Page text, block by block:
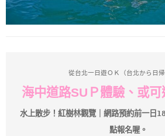
從台北一日遊ＯＫ（台北から日
海中道路SUＰ體驗、或
水上散步！紅樹林觀覽｜ 網路預約前一日
點報名喔。